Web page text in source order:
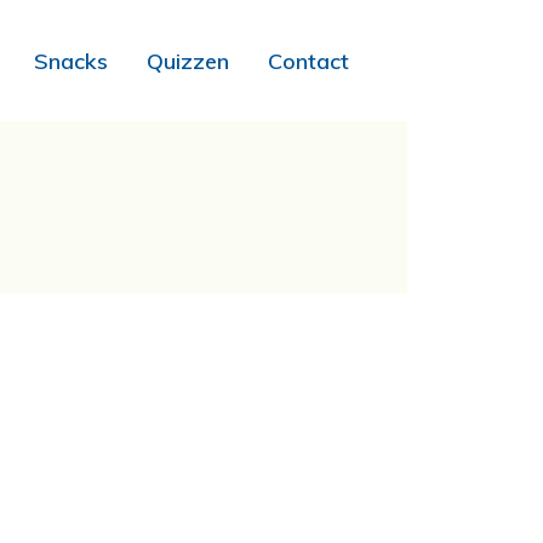
Snacks Quizzen Contact